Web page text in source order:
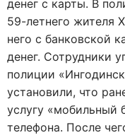
денег с карты. В
59-летнего жителя
него с банковской
денег. Сотрудники
полиции
установили, что
услугу «мобильный
телефона. После